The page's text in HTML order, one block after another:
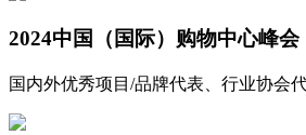
2024中国（国际）购物中心峰会
国内外优秀项目/品牌代表、行业协会